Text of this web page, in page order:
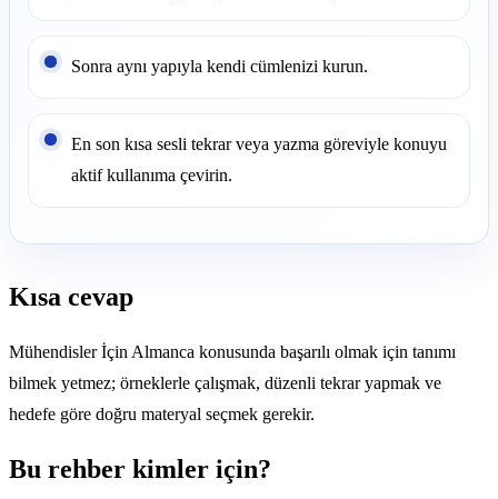
Sonra aynı yapıyla kendi cümlenizi kurun.
En son kısa sesli tekrar veya yazma göreviyle konuyu
aktif kullanıma çevirin.
Kısa cevap
Mühendisler İçin Almanca konusunda başarılı olmak için tanımı
bilmek yetmez; örneklerle çalışmak, düzenli tekrar yapmak ve
hedefe göre doğru materyal seçmek gerekir.
Bu rehber kimler için?